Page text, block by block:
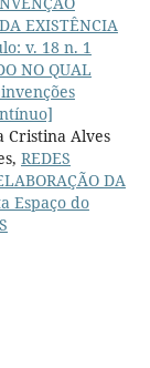
EXISTÊNCIA
v. 18 n. 1
NO QUAL
Cristina Alves
REDES
DA
Espaço do